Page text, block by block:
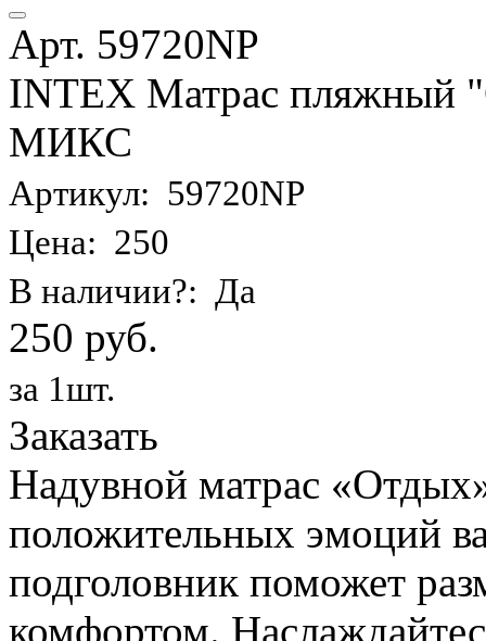
Арт. 59720NP
INTEX Матрас пляжный
МИКС
Артикул: 59720NP
Цена: 250
В наличии?: Да
250 руб.
за 1шт.
Заказать
Надувной матрас
положительных эмоций
подголовник поможет
комфортом.